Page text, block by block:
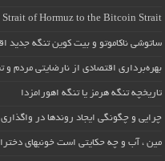
Strait of Hormuz to the Bitcoin Strait
ساتوشی ناکاموتو و بیت کوین تنگه جدید
بهره‌برداری اقتصادی از نارضایتی مردم
تاریخچه تنگه هرمز یا تنگه اهورامزدا
چرایی و چگونگی ایجاد روندها در
مین ، آب و چه حکایتی است خونبهای